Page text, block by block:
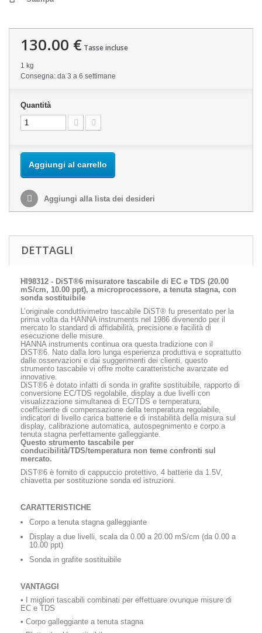
130.00 € Tasse incluse
1 kg
Consegna: da 3 a 6 settimane
Quantità
Aggiungi al carrello
Aggiungi alla lista dei desideri
DETTAGLI
HI98312 - DiST®6 misuratore tascabile di EC e TDS (20.00
mS/cm, 10.00 ppt), a microprocessore, a tenuta stagna, con
sonda sostituibile
L’originale conduttivimetro tascabile DiST® fu presentato per la
prima volta da HANNA instruments nel 1986 divenendo per il
mercato lo standard di affidabilità, precisione e facilità di
esecuzione delle misure.
HANNA instruments continua ora questa tradizione con il
DiST®6. Nato dalla loro lunga esperienza produttiva e soprattutto
dalle osservazioni e dai suggerimenti dei clienti, questo
strumento tascabile vi offre molte caratteristiche avanzate ed
innovative.
DiST®6 è dotato infatti di sonda in grafite sostituibile, rapporto di
conversione EC/TDS regolabile, display a due livelli con
visualizzazione simultanea di EC/TDS e temperatura,
coefficiente di compensazione della temperatura regolabile,
indicatori di livello carica batterie e di instabilità della misura sul
display, calibrazione automatica, autospegnimento e corpo a
tenuta stagna perfettamente galleggiante.
Questo strumento tascabile per
conducibilità/TDS/temperatura non teme confronti sul
mercato.
DiST®6 è fornito di cappuccio protettivo, 4 batterie da 1.5V,
chiavetta per sostituzione sonda ed istruzioni.
CARATTERISTICHE
Corpo a tenuta stagna galleggiante
Display a due livelli, scala da 0.00 a 20.00 mS/cm (da 0.00 a
10.00 ppt)
Sonda in grafite sostituibile
VANTAGGI
• I migliori tascabili combinati per effettuare ovunque misure di
EC e TDS
• Corpo galleggiante a tenuta stagna